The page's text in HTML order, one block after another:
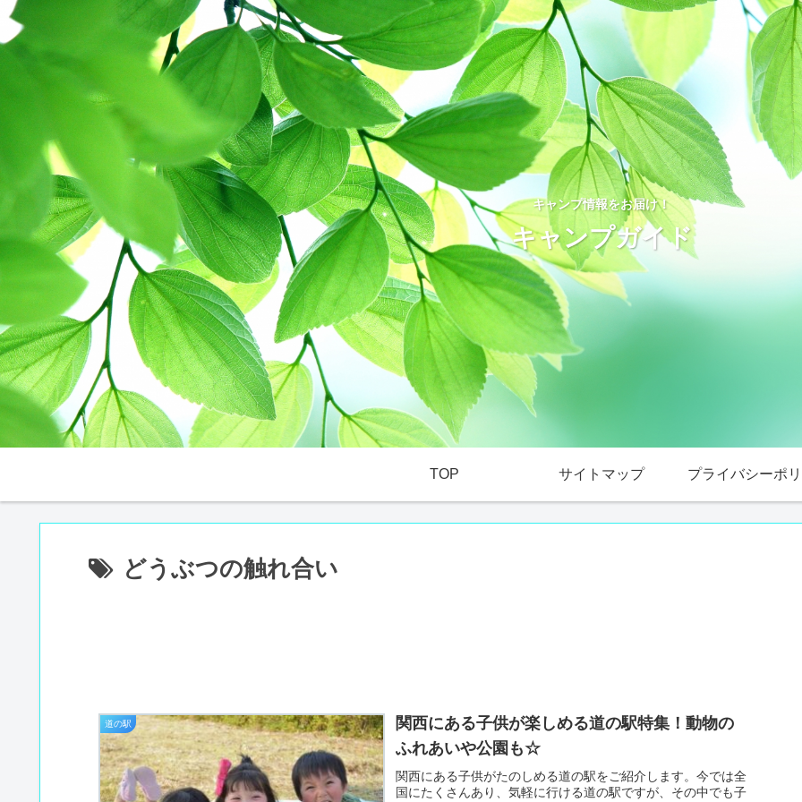
キャンプ情報をお届け！
キャンプガイド
TOP サイトマップ プライバシーポ
どうぶつの触れ合い
道の駅
関西にある子供が楽しめる道の駅特集！動物の
ふれあいや公園も☆
関西にある子供がたのしめる道の駅をご紹介します。今では全
国にたくさんあり、気軽に行ける道の駅ですが、その中でも子